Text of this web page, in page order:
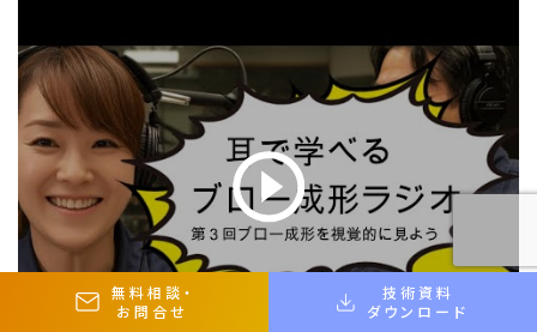
無料相談 ・
お問合せ
技術資料
ダウンロード